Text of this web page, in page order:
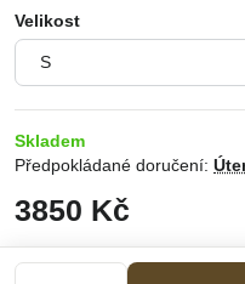
Velikost
Skladem
Předpokládané doručení:
3850 Kč